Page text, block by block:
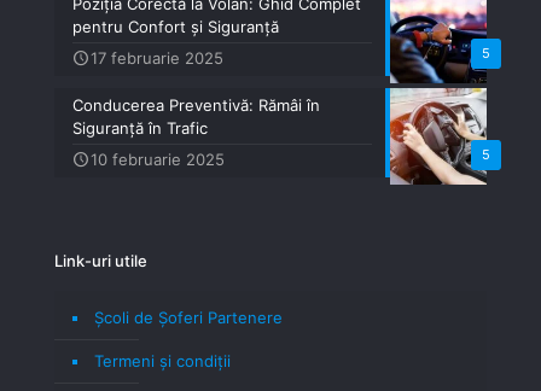
5
pentru Confort și Siguranță
17 februarie 2025
5
Conducerea Preventivă: Rămâi în
Siguranță în Trafic
10 februarie 2025
Link-uri utile
Școli de Șoferi Partenere
Termeni şi condiţii